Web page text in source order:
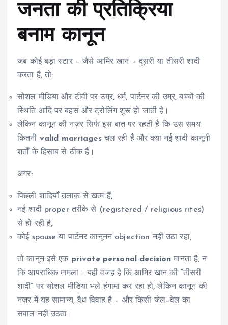
जनता की प्रतिक्रिया
बनाम कानून
जब कोई बड़ा स्टार – जैसे आमिर खान – दूसरी या तीसरी शादी
करता है, तो:
सोशल मीडिया और टीवी पर उम्र, धर्म, पार्टनर की उम्र, बच्चों की
स्थिति आदि पर बहस और ट्रोलिंग शुरू हो जाती है।
लेकिन कानून की नज़र सिर्फ इस बात पर रहती है कि उस समय
कितनी valid marriagesचल रही हैं और क्या नई शादी कानूनी
शर्तों के हिसाब से ठीक है।
अगर:
पिछली शादियाँ तलाक से खत्म हैं,
नई शादी proper तरीके से (registered / religious rites)
से हो रही है,
कोई spouse या पार्टनर कानूनन objection नहीं उठा रहा,
तो कानून इसे एक private personal decision मानता है, न
कि आपराधिक मामला। यही वजह है कि आमिर खान की “तीसरी
शादी” पर सोशल मीडिया भले हंगामा कर रहा हो, लेकिन कानून की
नज़र में यह सामान्य, वैध विवाह है – और किसी जेल–वेल का
सवाल नहीं उठता।